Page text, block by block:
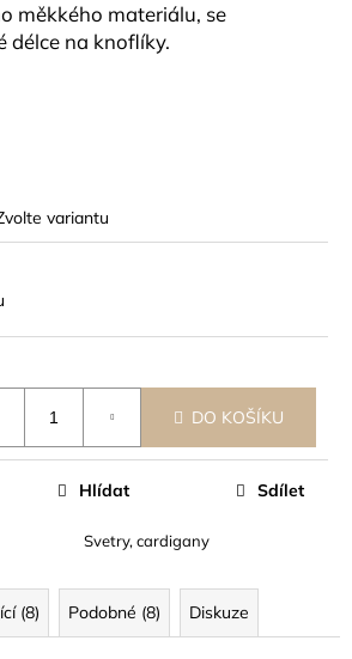
měkkého materiálu, se
délce na knoflíky.
variantu
DO KOŠÍKU
Svetry, cardigany
Hlídat Sdílet
(8) Podobné (8) Diskuze